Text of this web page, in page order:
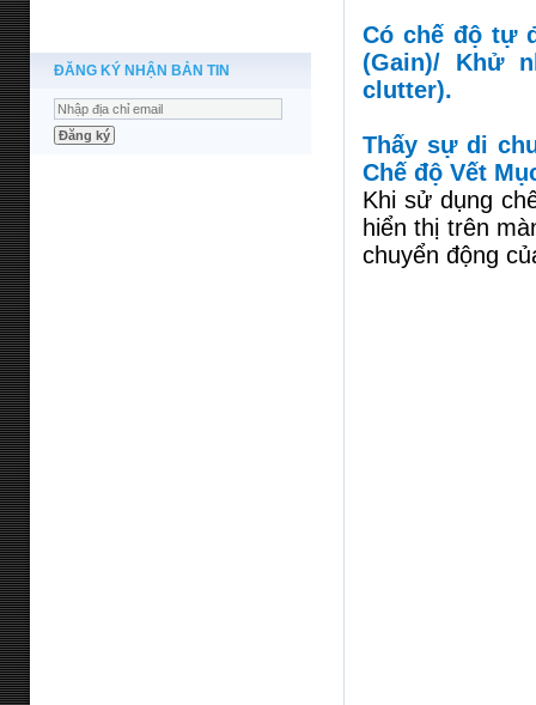
ĐĂNG KÝ NHẬN BẢN TIN
Có chế độ tự
(Gain)/ Khử
clutter).
Thấy sự di
Chế độ Vết
Khi sử dụng
hiển thị trên
chuyển động